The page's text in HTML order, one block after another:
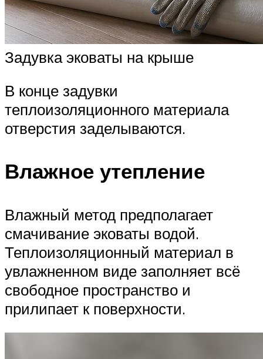
Задувка эковаты на крыше
В конце задувки
теплоизоляционного материала
отверстия заделываются.
Влажное утепление
Влажный метод предполагает
смачивание эковаты водой.
Теплоизоляционный материал в
увлажненном виде заполняет всё
свободное пространство и
прилипает к поверхности.